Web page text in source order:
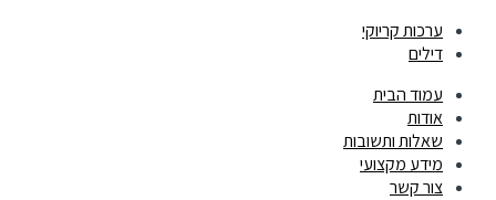
ערכות קריוקי
דילים
עמוד הבית
אודות
שאלות ותשובות
מידע מקצועי
צור קשר